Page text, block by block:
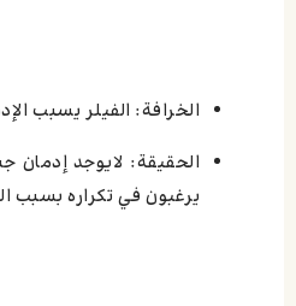
الخرافة: الفيلر يسبب
الحقيقة: لايوجد
يرغبون في تكراره بسبب